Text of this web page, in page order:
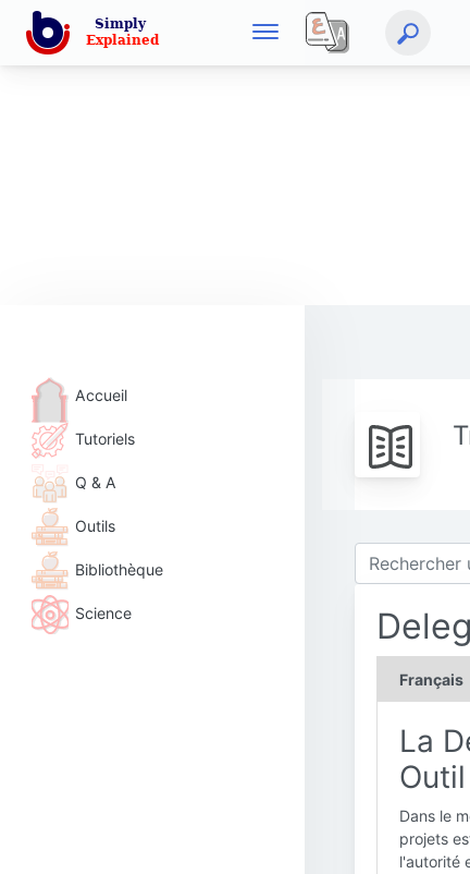
Accueil
Tutoriels
Q & A
Outils
Bibliothèque
Science
Français
La
Dans le
projets
l'autorité